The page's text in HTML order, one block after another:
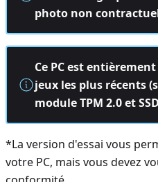
photo non
Ce PC est
jeux les plus récents
module TPM 2.0 et
*La version d'essai vous
votre PC, mais vous devez